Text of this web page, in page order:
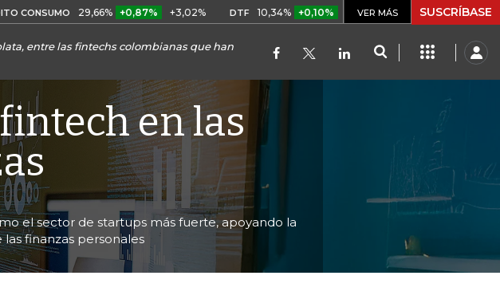
29,66% +0,87% +3,02% DTF 10,34% +0,10% +0,98% UVR $ 416,96 +$ 0,05
VER MÁS SUSCRÍBASE
entre las fintechs colombianas que han
en las
el sector de startups más fuerte, apoyando la
finanzas personales